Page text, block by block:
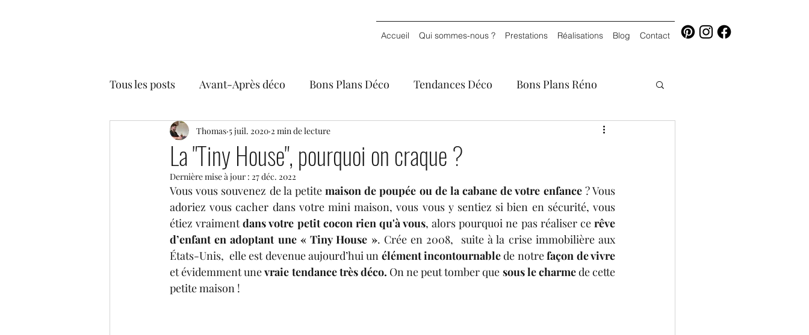
Accueil Qui sommes-nous ? Prestations Réalisations Blog Contact
Tous les posts Avant-Après déco Bons Plans Déco Tendances Déco Bons Plans Réno
Plantes & co Styles déco Déco & Voyages
La "Tiny House", pourquoi on craque ?
Thomas 5 juil. 2020 2 min de lecture
Dernière mise à jour : 27 déc. 2022
Vous vous souvenez de la petite maison de poupée ou de la cabane de votre enfance ? Vous
adoriez vous cacher dans votre mini maison, vous vous y sentiez si bien en sécurité, vous
étiez vraiment dans votre petit cocon rien qu'à vous, alors pourquoi ne pas réaliser ce rêve
d’enfant en adoptant une « Tiny House ». Crée en 2008,  suite à la crise immobilière aux
États-Unis,  elle est devenue aujourd’hui un élément incontournable de notre
et évidemment une vraie tendance très déco. On ne peut tomber que sous le charme de cette
petite maison !